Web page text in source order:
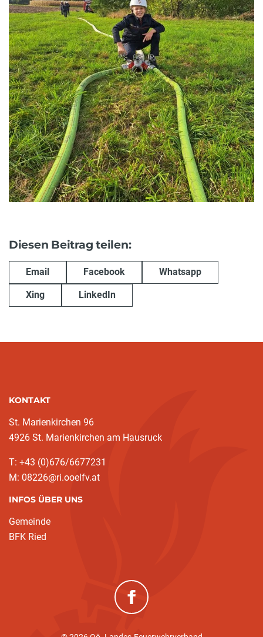
Diesen Beitrag teilen:
Email Facebook Whatsapp
Xing LinkedIn
KONTAKT
St. Marienkirchen 96
4926 St. Marienkirchen am Hausruck
T: +43 (0)676/6677231
M: 08226@ri.ooelfv.at
INFOS ÜBER UNS
Gemeinde
BFK Ried
(neues Fenster)